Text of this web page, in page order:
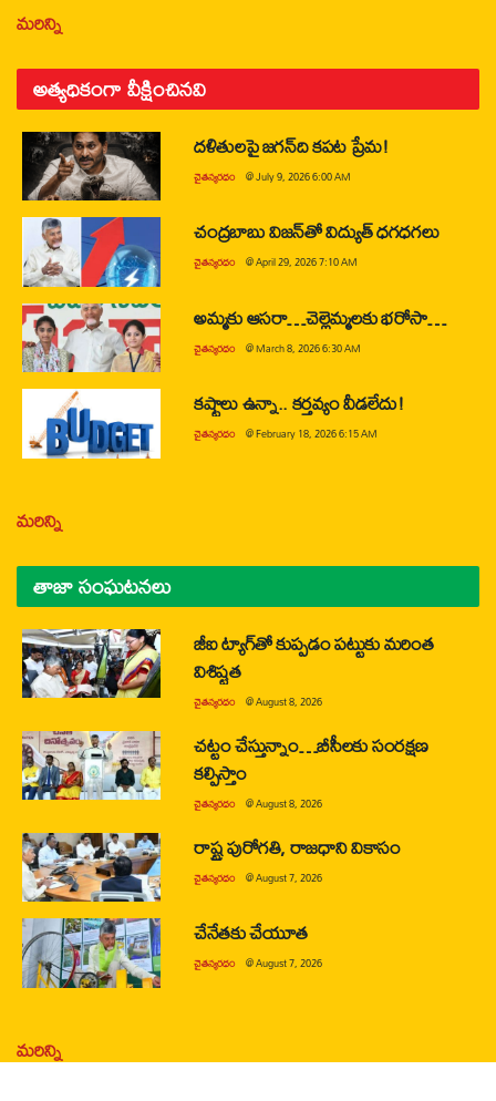
మరిన్ని
అత్యధికంగా వీక్షించినవి
దళితులపై జగన్‌ది కపట ప్రేమ!
చైతన్యరధం @July 9, 2026 6:00 AM
చంద్రబాబు విజన్‌తో విద్యుత్ ధగధగలు
చైతన్యరధం @April 29, 2026 7:10 AM
అమ్మకు ఆసరా…చెల్లెమ్మలకు భరోసా…
చైతన్యరధం @March 8, 2026 6:30 AM
కష్టాలు ఉన్నా.. కర్తవ్యం వీడలేదు!
చైతన్యరధం @February 18, 2026 6:15 AM
మరిన్ని
తాజా సంఘటనలు
జీఐ ట్యాగ్‌తో కుప్పడం పట్టుకు మరింత
విశిష్టత
చైతన్యరధం @August 8, 2026
చట్టం చేస్తున్నాం…బీసీలకు సంరక్షణ
కల్పిస్తాం
చైతన్యరధం @August 8, 2026
రాష్ట్ర పురోగతి, రాజధాని వికాసం
చైతన్యరధం @August 7, 2026
చేనేతకు చేయూత
చైతన్యరధం @August 7, 2026
మరిన్ని